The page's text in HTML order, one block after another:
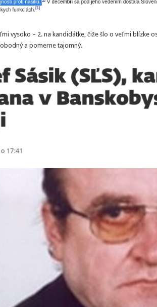
vysoko – 2. na kandidátke, čiže šlo o veľmi blízke
a pomerne tajomný.